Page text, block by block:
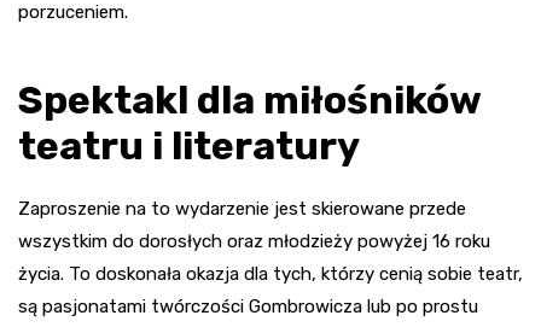
porzuceniem.
Spektakl dla miłośników
teatru i literatury
Zaproszenie na to wydarzenie jest skierowane przede
wszystkim do dorosłych oraz młodzieży powyżej 16 roku
życia. To doskonała okazja dla tych, którzy cenią sobie teatr,
są pasjonatami twórczości Gombrowicza lub po prostu